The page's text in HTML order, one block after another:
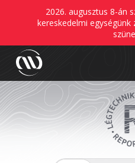
2026. augusztus 8-án
kereskedelmi